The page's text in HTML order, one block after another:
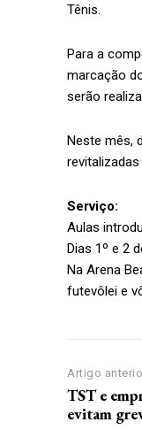
Tênis.
Para a
marcação
serão
Neste mês,
Serviço:
Aulas
Dias 1º e 2
Na Arena
futevôlei e
Artigo
TST e
evitam